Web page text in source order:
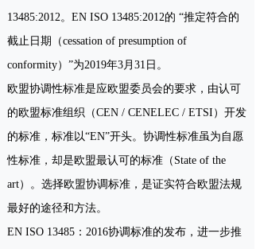
13485:2012。EN ISO 13485:2012的 “推定符合的
截止日期（cessation of presumption of
conformity）”为2019年3月31日。
欧盟协调性标准是应欧盟委员会的要求，由认可
的欧盟标准组织（CEN / CENELEC / ETSI）开发
的标准，标准以“EN”开头。协调性标准虽为自愿
性标准，却是欧盟最认可的标准（State of the
art）。选择欧盟协调标准，是证实符合欧盟法规
最好的途径和方法。
EN ISO 13485：2016协调标准的发布，进一步推